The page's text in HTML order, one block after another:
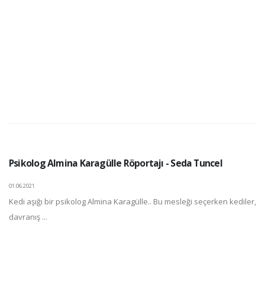
Psikolog Almina Karagülle Röportajı - Seda Tuncel
01.06.2021
Kedi aşığı bir psikolog Almina Karagülle.. Bu mesleği seçerken kediler,
davranış ...